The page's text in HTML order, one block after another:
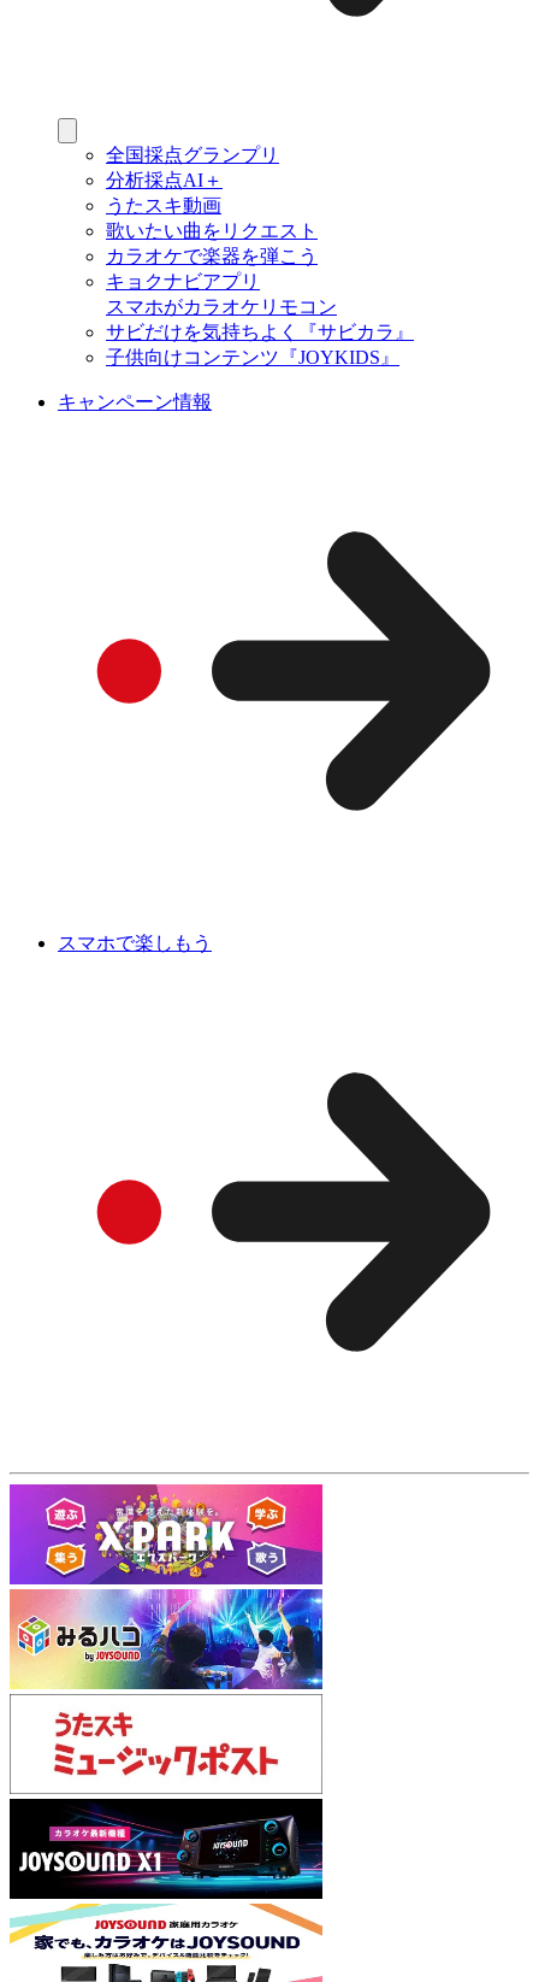
全国採点グランプリ
分析採点AI＋
うたスキ動画
歌いたい曲をリクエスト
カラオケで楽器を弾こう
キョクナビアプリ
スマホがカラオケリモコン
サビだけを気持ちよく『サビカラ』
子供向けコンテンツ『JOYKIDS』
キャンペーン情報
スマホで楽しもう